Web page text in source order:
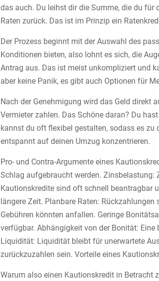
das auch. Du leihst dir die Summe, die du
Raten zurück. Das ist im Prinzip ein
Der Prozess beginnt mit der Auswahl des
Konditionen bieten, also lohnt es sich, die
Antrag aus. Das ist meist unkompliziert und
aber keine Panik, es gibt auch Optionen für
Nach der Genehmigung wird das Geld direkt
Vermieter zahlen. Das Schöne daran? Du
kannst du oft flexibel gestalten, sodass es
entspannt auf deinen Umzug konzentrieren.
Pro- und Contra-Argumente eines
Schlag aufgebraucht werden. Zinsbelastung:
Kautionskredite sind oft schnell beantragbar
längere Zeit. Planbare Raten:
Gebühren könnten anfallen. Geringe
verfügbar. Abhängigkeit von der Bonität:
Liquidität: Liquidität bleibt für unerwartete
zurückzuzahlen sein. Vorteile eines
Warum also einen Kautionskredit in Betracht